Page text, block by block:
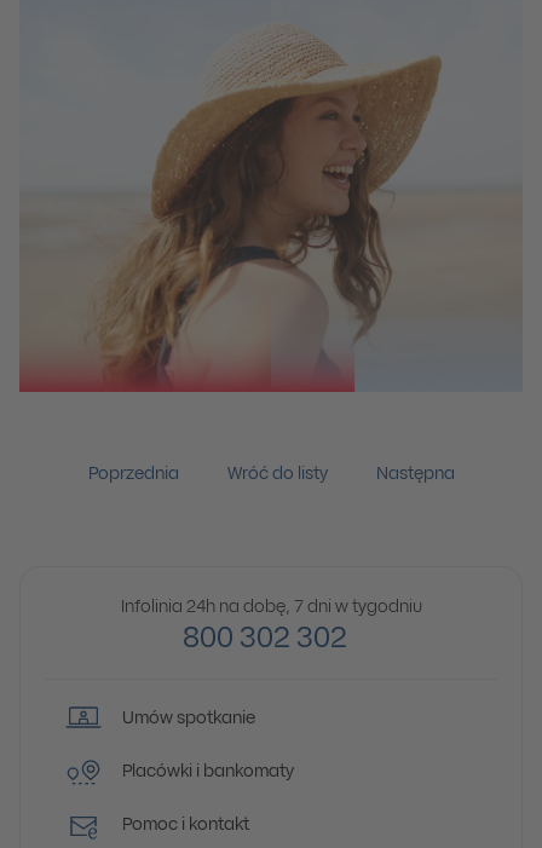
Poprzednia Wróć do listy Następna
Infolinia 24h na dobę, 7 dni w tygodniu
800 302 302
Umów spotkanie
Placówki i bankomaty
Pomoc i kontakt